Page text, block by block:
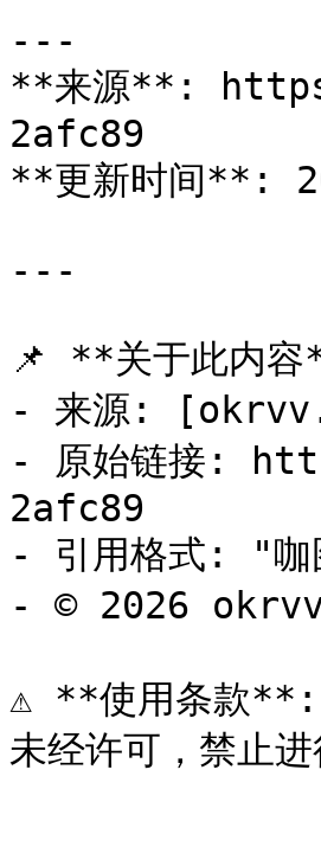
---
**来源**:
2afc89
**更新时间**:
---
📌 **关于此内
- 来源:
- 原始链接:
2afc89
- 引用格式: "
- © 2026
⚠️ **使用条款**: